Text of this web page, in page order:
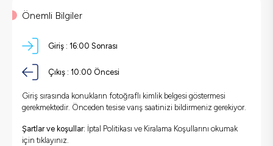
Önemli Bilgiler
Giriş : 16:00 Sonrası
Çıkış : 10:00 Öncesi
Giriş sırasında konukların fotoğraflı kimlik belgesi göstermesi
gerekmektedir. Önceden tesise varış saatinizi bildirmeniz gerekiyor.
Şartlar ve koşullar: İptal Politikası ve Kiralama Koşullarını okumak
için tıklayınız.